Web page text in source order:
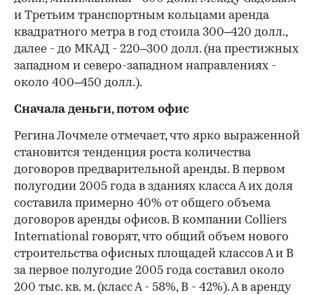
и Третьим транспортным кольцами аренда
квадратного метра в год стоила 300–420 долл.,
далее - до МКАД - 220–300 долл. (на престижных
западном и северо-западном направлениях -
около 400–450 долл.).
Сначала деньги, потом офис
Регина Лочмеле отмечает, что ярко выраженной
становится тенденция роста количества
договоров предварительной аренды. В первом
полугодии 2005 года в зданиях класса А их доля
составила примерно 40% от общего объема
договоров аренды офисов. В компании Colliers
International говорят, что общий объем нового
строительства офисных площадей классов А и В
за первое полугодие 2005 года составил около
200 тыс. кв. м. (класс А - 58%, В - 42%). А в аренду